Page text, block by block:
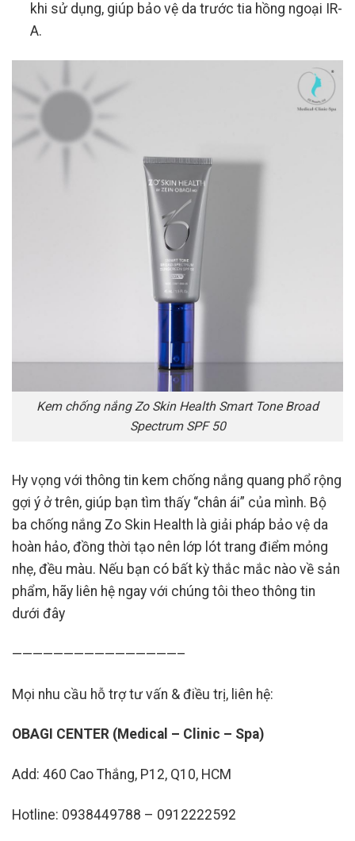
khi sử dụng, giúp bảo vệ da trước tia hồng ngoại IR-
A.
Kem chống nắng Zo Skin Health Smart Tone Broad
Spectrum SPF 50
Hy vọng với thông tin kem chống nắng quang phổ rộng
gợi ý ở trên, giúp bạn tìm thấy “chân ái” của mình. Bộ
ba chống nắng Zo Skin Health là giải pháp bảo vệ da
hoàn hảo, đồng thời tạo nên lớp lót trang điểm mỏng
nhẹ, đều màu. Nếu bạn có bất kỳ thắc mắc nào về sản
phẩm, hãy liên hệ ngay với chúng tôi theo thông tin
dưới đây
————————————————–
Mọi nhu cầu hỗ trợ tư vấn & điều trị, liên hệ:
OBAGI CENTER (Medical – Clinic – Spa)
Add: 460 Cao Thắng, P12, Q10, HCM
Hotline: 0938449788 – 0912222592